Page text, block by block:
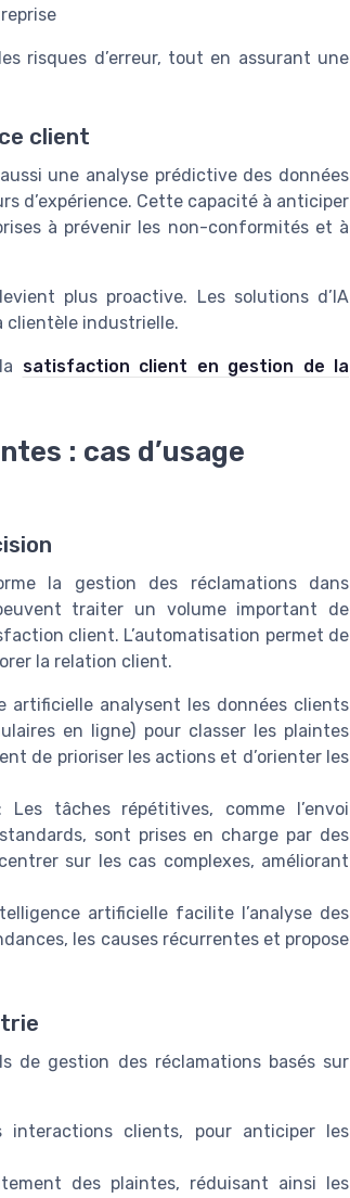
risques d’erreur, tout en assurant une
client
une analyse prédictive des données
d’expérience. Cette capacité à anticiper
à prévenir les non-conformités et à
plus proactive. Les solutions d’IA
clientèle industrielle.
satisfaction client en gestion de la
: cas d’usage
la gestion des réclamations dans
traiter un volume important de
client. L’automatisation permet de
la relation client.
artificielle analysent les données clients
en ligne) pour classer les plaintes
de prioriser les actions et d’orienter les
Les tâches répétitives, comme l’envoi
sont prises en charge par des
sur les cas complexes, améliorant
artificielle facilite l’analyse des
les causes récurrentes et propose
de gestion des réclamations basés sur
clients, pour anticiper les
des plaintes, réduisant ainsi les